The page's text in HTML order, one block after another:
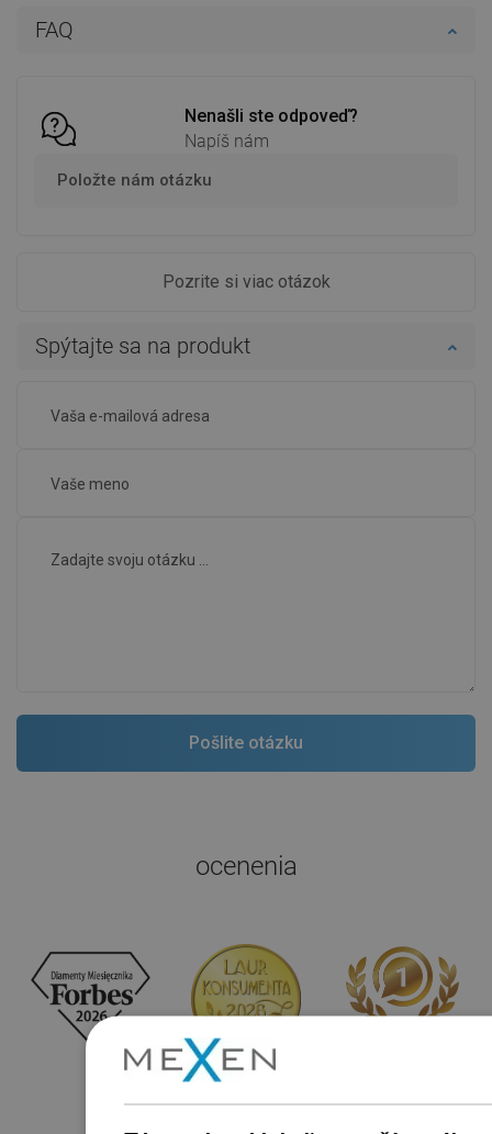
FAQ
Nenašli ste odpoveď?
Napíš nám
Položte nám otázku
Pozrite si viac otázok
Spýtajte sa na produkt
ocenenia